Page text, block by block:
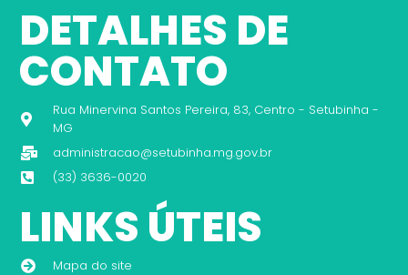
DETALHES DE
CONTATO
Rua Minervina Santos Pereira, 83, Centro - Setubinha -
MG
administracao@setubinha.mg.gov.br
(33) 3636-0020
LINKS ÚTEIS
Mapa do site